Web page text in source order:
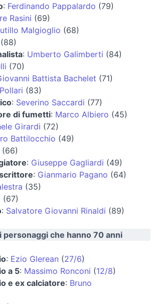
: Ferdinando Pappalardo (79)
Rasini (69)
Malgioglio (68)
(88)
: Umberto Galimberti (84)
(70)
Battista Bachelet (71)
(83)
: Severino Saccardi (77)
di fumetti: Marco Albiero (45)
Girardi (72)
Battilocchio (49)
(66)
: Giuseppe Gagliardi (49)
: Gianmario Pagano (64)
(35)
(67)
: Salvatore Giovanni Rinaldi (89)
personaggi che hanno 70 anni
: Ezio Glerean (27/6)
a 5: Massimo Ronconi (12/8)
e ex calciatore: Bruno